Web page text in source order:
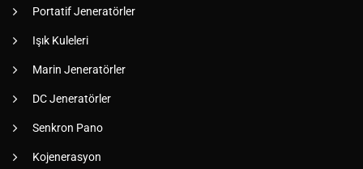
Portatif Jeneratörler
Işık Kuleleri
Marin Jeneratörler
DC Jeneratörler
Senkron Pano
Kojenerasyon